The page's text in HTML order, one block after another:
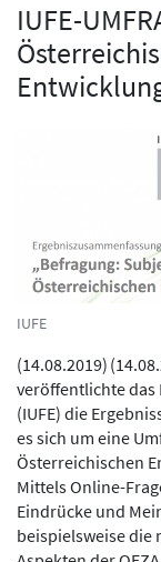
IUFE-
IUFE
(14.08.2019)
veröffentlichte
(IUFE) die
es sich um eine
Österreichischen
Mittels Online-
Eindrücke und
beispielsweise die